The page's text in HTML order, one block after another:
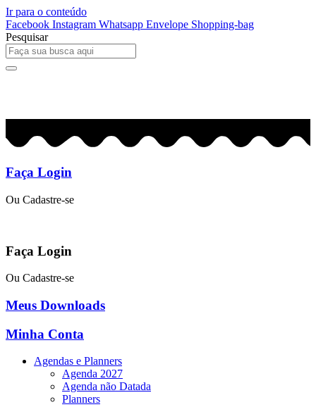
Ir para o conteúdo
Facebook Instagram Whatsapp Envelope Shopping-bag
Pesquisar
Faça Login
Ou Cadastre-se
Faça Login
Ou Cadastre-se
Meus Downloads
Minha Conta
Agendas e Planners
Agenda 2027
Agenda não Datada
Planners